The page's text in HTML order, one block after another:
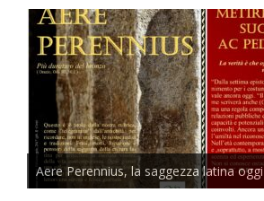
Aere Perennius, la saggezza latina oggi